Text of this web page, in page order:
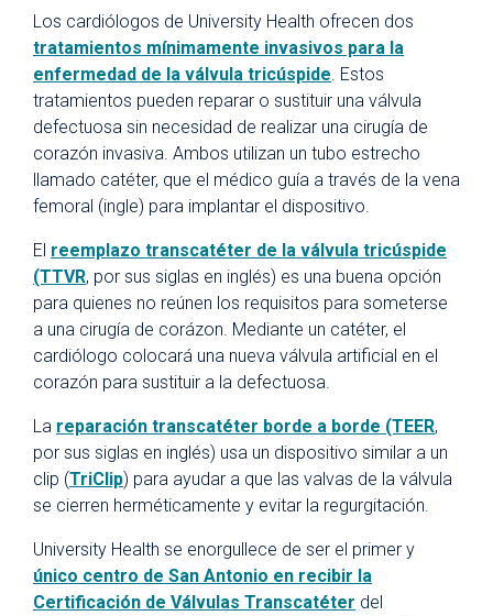
Los cardiólogos de University Health ofrecen dos
tratamientos mínimamente invasivos para la
enfermedad de la válvula tricúspide . Estos
tratamientos pueden reparar o sustituir una válvula
defectuosa sin necesidad de realizar una cirugía de
corazón invasiva. Ambos utilizan un tubo estrecho
llamado catéter, que el médico guía a través de la vena
femoral (ingle) para implantar el dispositivo.
El reemplazo transcatéter de la válvula tricúspide
(TTVR, por sus siglas en inglés) es una buena opción
para quienes no reúnen los requisitos para someterse
a una cirugía de corázon. Mediante un catéter, el
cardiólogo colocará una nueva válvula artificial en el
corazón para sustituir a la defectuosa.
La reparación transcatéter borde a borde (TEER,
por sus siglas en inglés) usa un dispositivo similar a un
clip (TriClip) para ayudar a que las valvas de la válvula
se cierren herméticamente y evitar la regurgitación.
University Health se enorgullece de ser el primer y
único centro de San Antonio en recibir la
Certificación de Válvulas Transcatéter del